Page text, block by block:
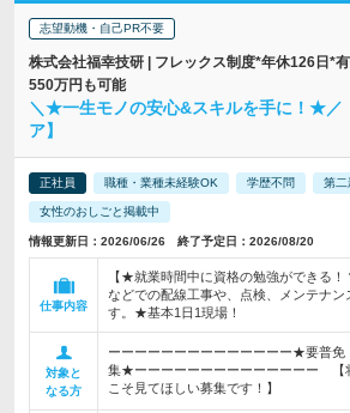
志望動機・自己PR不要
株式会社福幸技研 | フレックス制度*年休126日*
550万円も可能
＼★一生モノの安心&スキルを手に！★／
ア】
正社員 職種・業種未経験OK 学歴不問 第二
女性のおしごと掲載中
情報更新日：2026/06/26 終了予定日：2026/08/20
仕事内容
【★就業時間中に資格の勉強ができる
などでの配線工事や、点検、メンテナン
す。★基本1日1現場！
対象と
なる方
ーーーーーーーーーーーーーー★要普免
集★ーーーーーーーーーーーーーー 【
こそ見てほしい募集です！】